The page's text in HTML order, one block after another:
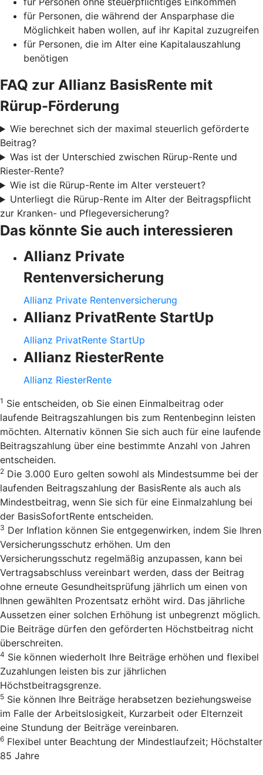
für Personen, die während der Ansparphase die
Möglichkeit haben wollen, auf ihr Kapital zuzugreifen
für Personen, die im Alter eine Kapitalauszahlung
benötigen
FAQ zur Allianz BasisRente mit
Rürup-Förderung
Wie berechnet sich der maximal steuerlich geförderte
Beitrag?
Was ist der Unterschied zwischen Rürup-Rente und
Riester-Rente?
Wie ist die Rürup-Rente im Alter versteuert?
Unterliegt die Rürup-Rente im Alter der Beitragspflicht
zur Kranken- und Pflegeversicherung?
Das könnte Sie auch interessieren
Allianz Private
Rentenversicherung
Allianz Private Rentenversicherung
Allianz PrivatRente StartUp
Allianz PrivatRente StartUp
Allianz RiesterRente
Allianz RiesterRente
1 Sie entscheiden, ob Sie einen Einmalbeitrag oder
laufende Beitragszahlungen bis zum Rentenbeginn leisten
möchten. Alternativ können Sie sich auch für eine laufende
Beitragszahlung über eine bestimmte Anzahl von Jahren
entscheiden.
2 Die 3.000 Euro gelten sowohl als Mindestsumme bei der
laufenden Beitragszahlung der BasisRente als auch als
Mindestbeitrag, wenn Sie sich für eine Einmalzahlung bei
der BasisSofortRente entscheiden.
3 Der Inflation können Sie entgegenwirken, indem Sie Ihren
Versicherungsschutz erhöhen. Um den
Versicherungsschutz regelmäßig anzupassen, kann bei
Vertragsabschluss vereinbart werden, dass der Beitrag
ohne erneute Gesundheitsprüfung jährlich um einen von
Ihnen gewählten Prozentsatz erhöht wird. Das jährliche
Aussetzen einer solchen Erhöhung ist unbegrenzt möglich.
Die Beiträge dürfen den geförderten Höchstbeitrag nicht
überschreiten.
4 Sie können wiederholt Ihre Beiträge erhöhen und flexibel
Zuzahlungen leisten bis zur jährlichen
Höchstbeitragsgrenze.
5 Sie können Ihre Beiträge herabsetzen beziehungsweise
im Falle der Arbeitslosigkeit, Kurzarbeit oder Elternzeit
eine Stundung der Beiträge vereinbaren.
6 Flexibel unter Beachtung der Mindestlaufzeit; Höchstalter
85 Jahre